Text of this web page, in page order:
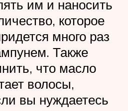
им и наносить
которое
много раз
Также
что масло
волосы,
вы нуждаетесь